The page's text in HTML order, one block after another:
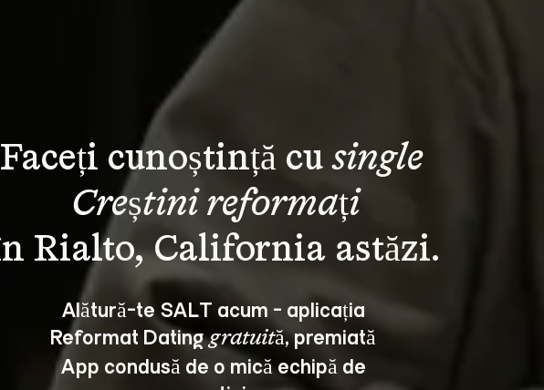
Faceți cunoștință cu single
Creștini reformați
Alătură-te SALT acum - aplicația
Reformat Dating gratuită, premiată
App condusă de o mică echipă de